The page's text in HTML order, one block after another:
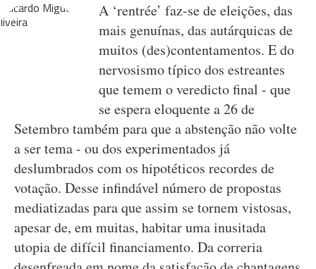
A ‘rentrée’ faz-se de eleições, das
mais genuínas, das autárquicas de
muitos (des)contentamentos. E do
nervosismo típico dos estreantes
que temem o veredicto final - que
se espera eloquente a 26 de
Setembro também para que a abstenção não volte
a ser tema - ou dos experimentados já
deslumbrados com os hipotéticos recordes de
votação. Desse infindável número de propostas
mediatizadas para que assim se tornem vistosas,
apesar de, em muitas, habitar uma inusitada
utopia de difícil financiamento. Da correria